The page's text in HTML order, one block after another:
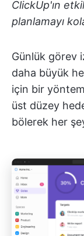
ClickUp'ın
planlamayı
Günlük görev
daha büyük
için bir
üst düzey
bölerek her